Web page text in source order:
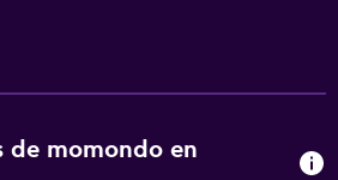
de momondo en